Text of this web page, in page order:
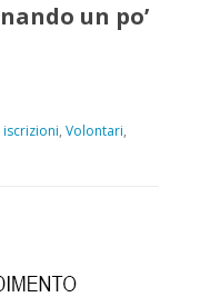
un po’
iscrizioni,Volontari,